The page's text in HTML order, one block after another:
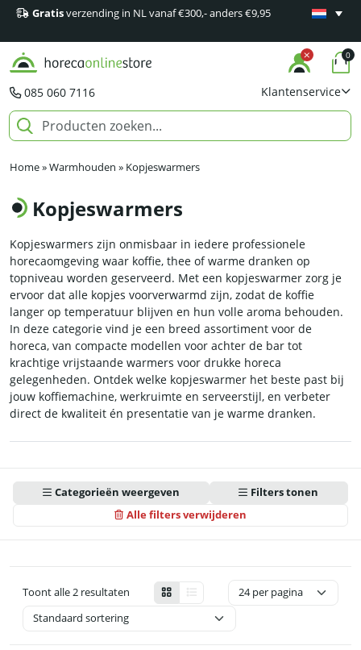
Gratisverzending in NL vanaf €300,- anders €9,95
Minimaal
085 060 7116 Klantenservice
0
Home»Warmhouden » Kopjeswarmers
Kopjeswarmers
Kopjeswarmers zijn onmisbaar in iedere professionele
horecaomgeving waar koffie, thee of warme dranken op
topniveau worden geserveerd. Met een kopjeswarmer zorg je
ervoor dat alle kopjes voorverwarmd zijn, zodat de koffie
langer op temperatuur blijven en hun volle aroma behouden.
In deze categorie vind je een breed assortiment voor de
horeca, van compacte modellen voor achter de bar tot
krachtige vrijstaande warmers voor drukke horeca
gelegenheden. Ontdek welke kopjeswarmer het beste past bij
jouw koffiemachine, werkruimte en serveerstijl, en verbeter
direct de kwaliteit én presentatie van je warme dranken.
Categorieën weergeven
Alle filters verwijderen
Filters tonen
Toont alle 2 resultaten